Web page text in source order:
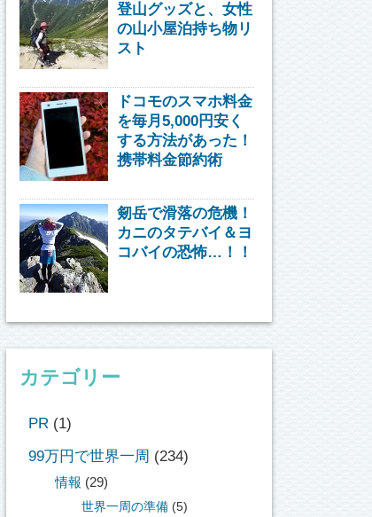
登山グッズと、女性
の山小屋泊持ち物リ
スト
ドコモのスマホ料金
を毎月5,000円安く
する方法があった！
携帯料金節約術
剱岳で滑落の危機！
カニのタテバイ＆ヨ
コバイの恐怖…！！
カテゴリー
PR (1)
99万円で世界一周 (234)
情報 (29)
世界一周の準備 (5)